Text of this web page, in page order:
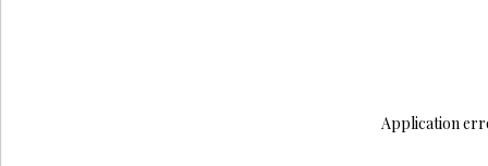
Application